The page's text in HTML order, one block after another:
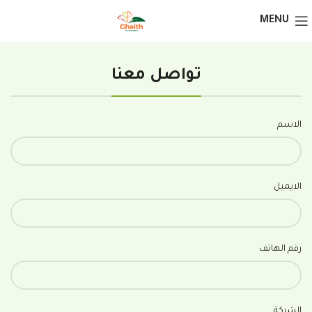
MENU
تواصل معنا
الاسم
الايميل
رقم الهاتف